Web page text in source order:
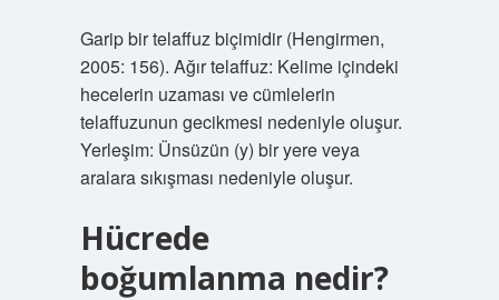
Garip bir telaffuz biçimidir (Hengirmen,
2005: 156). Ağır telaffuz: Kelime içindeki
hecelerin uzaması ve cümlelerin
telaffuzunun gecikmesi nedeniyle oluşur.
Yerleşim: Ünsüzün (y) bir yere veya
aralara sıkışması nedeniyle oluşur.
Hücrede
boğumlanma nedir?